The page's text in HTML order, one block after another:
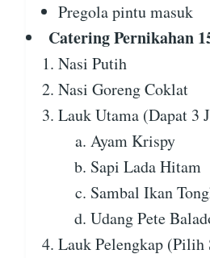
Pregola pintu masuk
Catering Pernikahan
Nasi Putih
Nasi Goreng Coklat
Lauk Utama (Dapat 3
Ayam Krispy
Sapi Lada Hitam
Sambal Ikan
Udang Pete
Lauk Pelengkap (Pilih